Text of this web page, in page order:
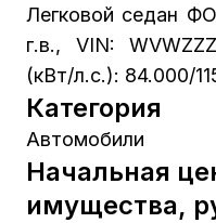
Легковой седан
г.в., VIN:
(кВт/л.с.): 84.000/
Категория
Автомобили
Начальная
имущества,